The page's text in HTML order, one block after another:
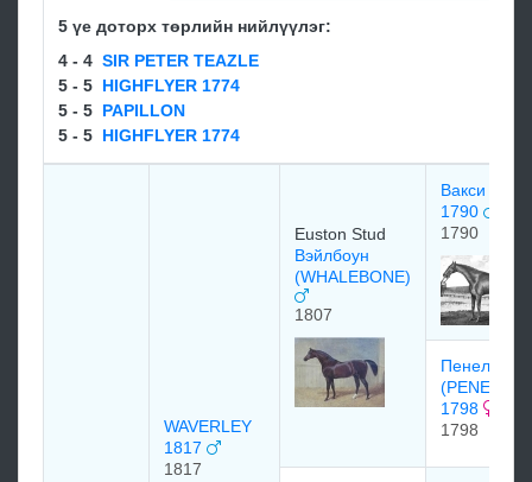
5 үе доторх төрлийн нийлүүлэг:
4 - 4 SIR PETER TEAZLE
5 - 5 HIGHFLYER 1774
5 - 5 PAPILLON
5 - 5 HIGHFLYER 1774
WAVERLEY
1817
1817
Euston Stud
Вэйлбоун
(WHALEBONE)
1807
Вакси
1790
1790
Пенелоп
1798
1798